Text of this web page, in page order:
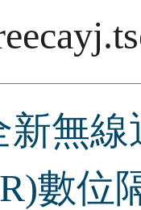
新無
數位